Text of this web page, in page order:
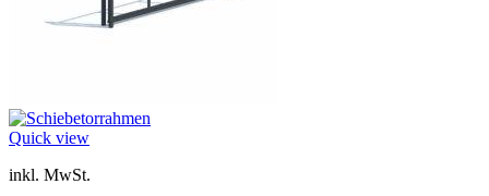
Quick view
inkl. MwSt.